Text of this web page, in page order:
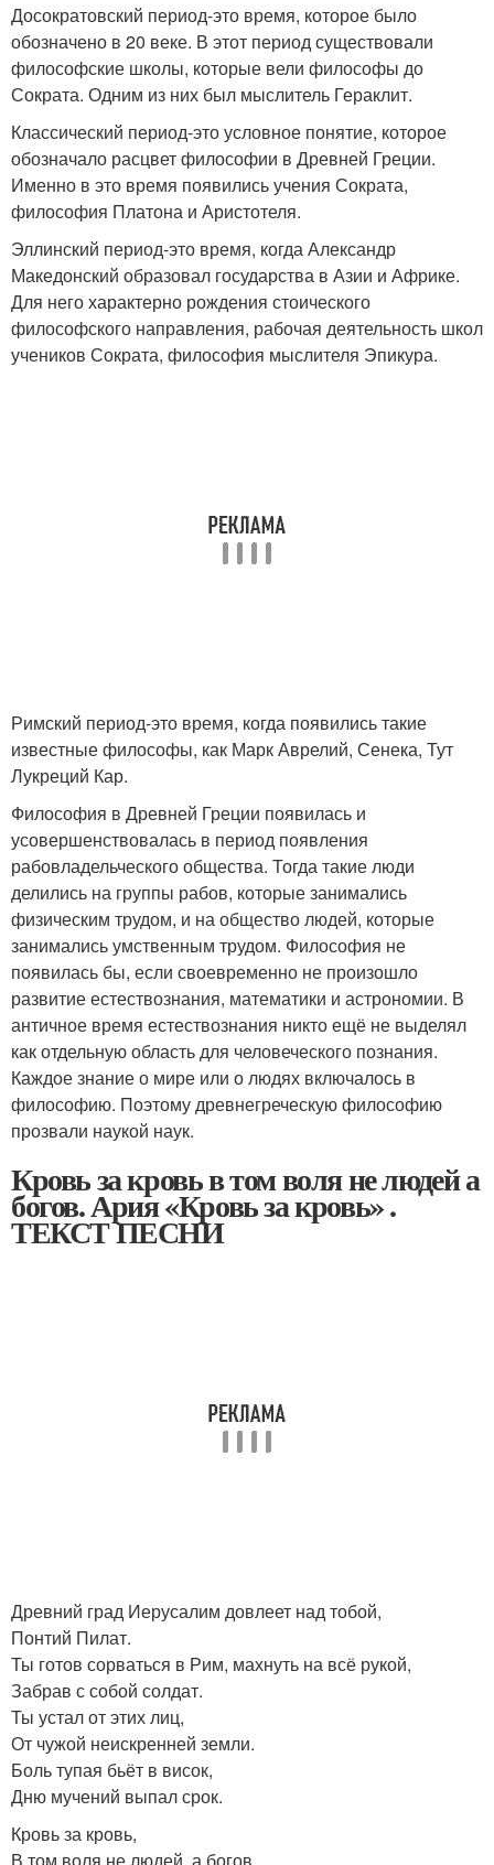
Досократовский период-это время, которое было
обозначено в 20 веке. В этот период существовали
философские школы, которые вели философы до
Сократа. Одним из них был мыслитель Гераклит.
Классический период-это условное понятие, которое
обозначало расцвет философии в Древней Греции.
Именно в это время появились учения Сократа,
философия Платона и Аристотеля.
Эллинский период-это время, когда Александр
Македонский образовал государства в Азии и Африке.
Для него характерно рождения стоического
философского направления, рабочая деятельность школ
учеников Сократа, философия мыслителя Эпикура.
Римский период-это время, когда появились такие
известные философы, как Марк Аврелий, Сенека, Тут
Лукреций Кар.
Философия в Древней Греции появилась и
усовершенствовалась в период появления
рабовладельческого общества. Тогда такие люди
делились на группы рабов, которые занимались
физическим трудом, и на общество людей, которые
занимались умственным трудом. Философия не
появилась бы, если своевременно не произошло
развитие естествознания, математики и астрономии. В
античное время естествознания никто ещё не выделял
как отдельную область для человеческого познания.
Каждое знание о мире или о людях включалось в
философию. Поэтому древнегреческую философию
прозвали наукой наук.
Кровь за кровь в том воля не людей а
богов. Ария «Кровь за кровь» .
ТЕКСТ ПЕСНИ
Древний град Иерусалим довлеет над тобой,
Понтий Пилат.
Ты готов сорваться в Рим, махнуть на всё рукой,
Забрав с собой солдат.
Ты устал от этих лиц,
От чужой неискренней земли.
Боль тупая бьёт в висок,
Дню мучений выпал срок.
Кровь за кровь,